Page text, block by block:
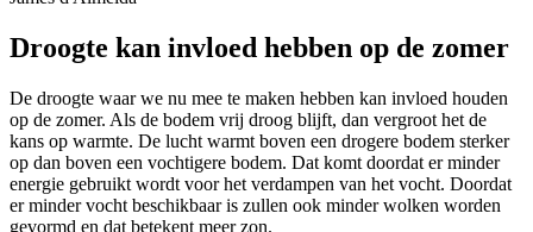
Droogte kan invloed hebben op de zomer
De droogte waar we nu mee te maken hebben kan invloed houden
op de zomer. Als de bodem vrij droog blijft, dan vergroot het de
kans op warmte. De lucht warmt boven een drogere bodem sterker
op dan boven een vochtigere bodem. Dat komt doordat er minder
energie gebruikt wordt voor het verdampen van het vocht. Doordat
er minder vocht beschikbaar is zullen ook minder wolken worden
gevormd en dat betekent meer zon.